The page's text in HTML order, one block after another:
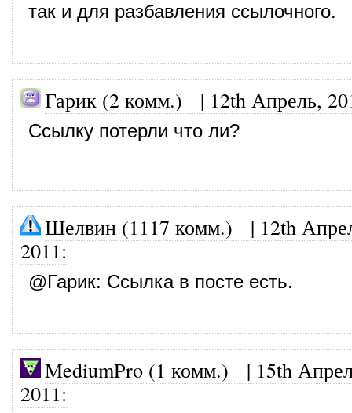
так и для разбавления ссылочного.
Гарик (2 комм.) | 12th Апрель,
Ссылку потерли что ли?
Шелвин (1117 комм.) | 12th
2011:
@Гарик: Ссылка в посте есть.
MediumPro (1 комм.) | 15th
2011: